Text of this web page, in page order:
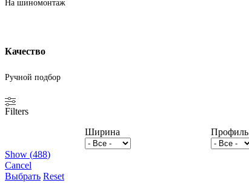
На шиномонтаж
Качество
Ручной подбор
Filters
Ширина
Профиль
Show (488)
Cancel
Выбрать Reset